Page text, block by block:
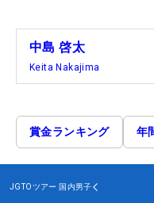
中島 啓太
Keita Nakajima
賞金ランキング 年
JGTOツアー 国内男子